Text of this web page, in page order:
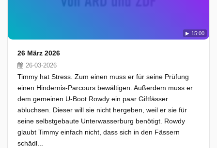
15:00
26 März 2026
26-03-2026
Timmy hat Stress. Zum einen muss er für seine Prüfung
einen Hindernis-Parcours bewältigen. Außerdem muss er
dem gemeinen U-Boot Rowdy ein paar Giftfässer
abluchsen. Dieser will sie nicht hergeben, weil er sie für
seine selbstgebaute Unterwasserburg benötigt. Rowdy
glaubt Timmy einfach nicht, dass sich in den Fässern
schädl...